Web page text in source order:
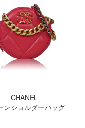
CHANEL
ンショルダーバッグ